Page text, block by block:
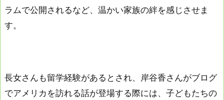
ラムで公開されるなど、温かい家族の絆を感じさせま
す。
長女さんも留学経験があるとされ、岸谷香さんがブログ
でアメリカを訪れる話が登場する際には、子どもたちの